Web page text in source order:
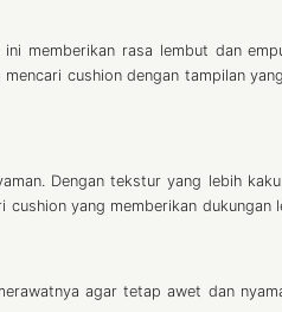
memberikan rasa lembut dan
cushion dengan tampilan
Dengan tekstur yang lebih
yang memberikan dukungan
agar tetap awet dan